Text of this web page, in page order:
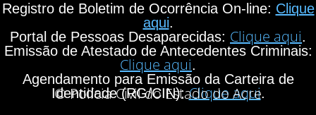
Registro de Boletim de Ocorrência On-line: Clique
aqui.
Portal de Pessoas Desaparecidas: Clique aqui.
Emissão de Atestado de Antecedentes Criminais:
Clique aqui.
Agendamento para Emissão da Carteira de
Identidade (RG/CIN):Clique aqui.
© Polícia Civil do Estado do Acre